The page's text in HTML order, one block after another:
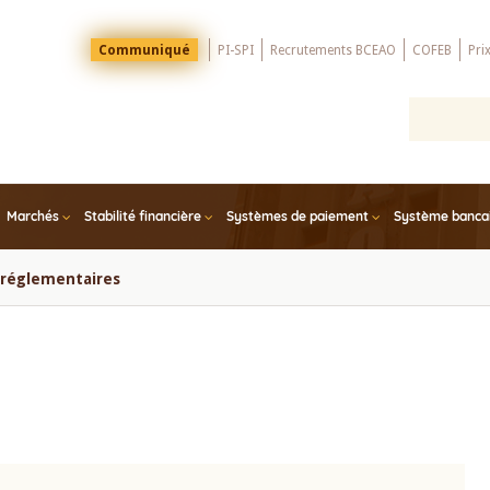
Menu
Top
Communiqué PI-SPI Recrutements BCEAO COFEB
Marchés Stabilité financière Systèmes de paiement Système